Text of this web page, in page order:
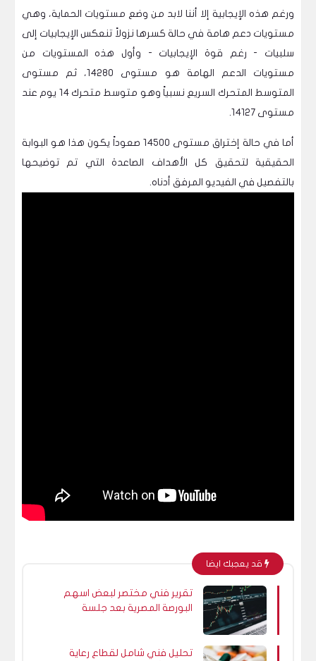
ورغم هذه الإيجابية إلا أننا لابد من وضع مستويات الحماية، وهي
مستويات دعم هامة في حالة كسرها نزولاً تنعكس الإيجابيات إلى
سلبيات - رغم قوة الإيجابيات - وأول هذه المستويات من
مستويات الدعم الهامة هو مستوى 14280، ثم مستوى
المتوسط المتحرك السريع نسبياً وهو متوسط متحرك 14 يوم عند
مستوى 14127.
أما في حالة إختراق مستوى 14500 صعوداً يكون هذا هو البوابة
الحقيقية لتحقيق كل الأهداف الصاعدة التي تم توضيحها
بالتفصيل في الفيديو المرفق أدناه.
قد يعجبك ايضا
تقرير فني مختصر لبعض اسهم
البورصة المصرية بعد جلسة
تحليل فني شامل لقطاع رعاية